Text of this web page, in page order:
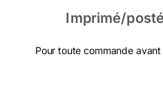
Imprimé/
Pour toute commande